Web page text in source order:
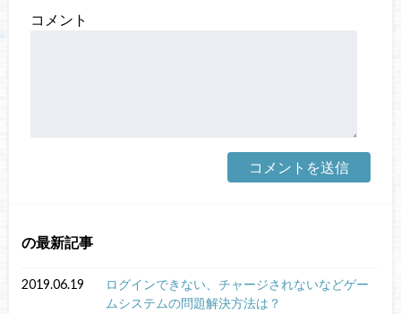
コメント
の最新記事
2019.06.19
ログインできない、チャージされないなどゲー
ムシステムの問題解決方法は？